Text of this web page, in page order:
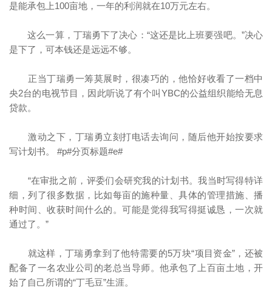
是能承包上100亩地，一年的利润就在10万元左右。
这么一算，丁瑞勇下了决心：“这还是比上班要强吧。”决心
是下了，可本钱还是远远不够。
正当丁瑞勇一筹莫展时，很凑巧的，他恰好收看了一档中
央2台的电视节目，因此听说了有个叫YBC的公益组织能给无息
贷款。
激动之下，丁瑞勇立刻打电话去询问，随后他开始按要求
写计划书。 #p#分页标题#e#
“在审批之前，评委们会研究我的计划书。我当时写得特详
细，列了很多数据，比如每亩的施种量、具体的管理措施、播
种时间、收获时间什么的。可能是觉得我写得挺诚恳，一次就
通过了。”
就这样，丁瑞勇拿到了他特需要的5万块“项目资金”，还被
配备了一名农业公司的老总当导师。他承包了上百亩土地，开
始了自己所谓的“丁毛豆”生涯。